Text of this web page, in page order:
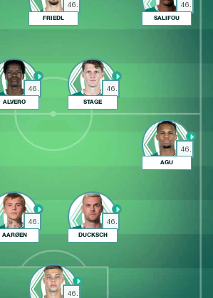
46.
FRIEDL
46.
SALIFOU
46.
ALVERO
46.
STAGE
46.
AGU
46.
AARØEN
46.
DUCKSCH
46.